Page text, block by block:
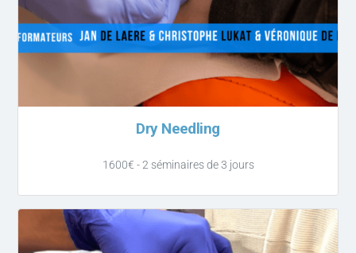
Dry Needling
1600€ - 2 séminaires de 3 jours